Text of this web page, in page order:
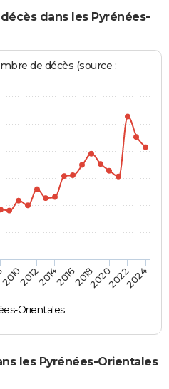
dans les Pyrénées-
de décès (source :
Orientales
20102012201420162018202020222024
les Pyrénées-Orientales